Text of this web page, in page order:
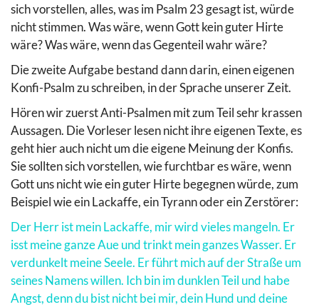
sich vorstellen, alles, was im Psalm 23 gesagt ist, würde
nicht stimmen. Was wäre, wenn Gott kein guter Hirte
wäre? Was wäre, wenn das Gegenteil wahr wäre?
Die zweite Aufgabe bestand dann darin, einen eigenen
Konfi-Psalm zu schreiben, in der Sprache unserer Zeit.
Hören wir zuerst Anti-Psalmen mit zum Teil sehr krassen
Aussagen. Die Vorleser lesen nicht ihre eigenen Texte, es
geht hier auch nicht um die eigene Meinung der Konfis.
Sie sollten sich vorstellen, wie furchtbar es wäre, wenn
Gott uns nicht wie ein guter Hirte begegnen würde, zum
Beispiel wie ein Lackaffe, ein Tyrann oder ein Zerstörer:
Der Herr ist mein Lackaffe, mir wird vieles mangeln. Er
isst meine ganze Aue und trinkt mein ganzes Wasser. Er
verdunkelt meine Seele. Er führt mich auf der Straße um
seines Namens willen. Ich bin im dunklen Teil und habe
Angst, denn du bist nicht bei mir, dein Hund und deine